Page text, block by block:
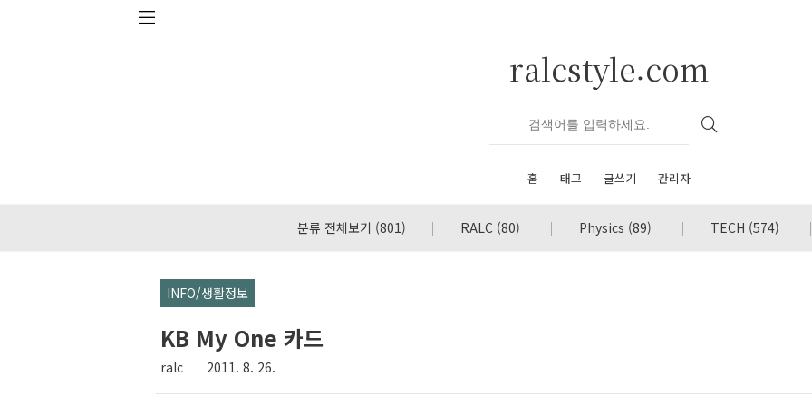
ralcstyle.com
홈 태그 글쓰기 관리자
분류 전체보기 (801) RALC (80) Physics (89) TECH (574)
INFO/생활정보
KB My One 카드
ralc 2011. 8. 26.